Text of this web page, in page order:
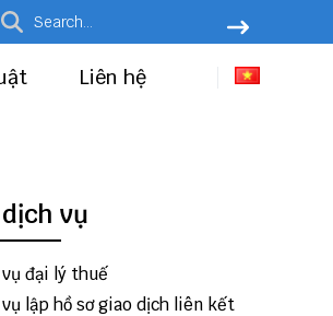
Liên hệ
vụ
đại lý thuế
lập hồ sơ giao dịch liên kết